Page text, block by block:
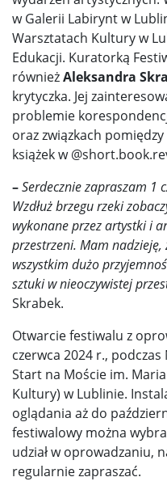
w Galerii Labirynt w
Warsztatach Kultury w
Edukacji. Kuratorką
równieżAleksandra
krytyczka. Jej
problemie
oraz związkach
książek w
–Serdecznie zapraszam 1
Wzdłuż brzegu rzeki
wykonane przez artystki i
przestrzeni. Mam
wszystkim dużo
sztuki w nieoczywistej
Skrabek.
Otwarcie festiwalu z
czerwca 2024 r.,
Start na Moście im.
Kultury) w Lublinie.
oglądania aż do
festiwalowy można
udział w oprowadzaniu,
regularnie zapraszać.